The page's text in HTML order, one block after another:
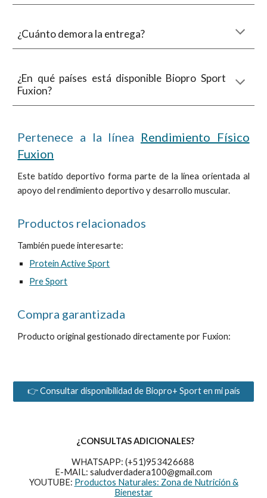
¿Cuánto demora la entrega?
¿En qué países está disponible Biopro Sport
Fuxion?
Pertenece a la línea Rendimiento Físico
Fuxion
Este batido deportivo forma parte de la línea orientada al
apoyo del rendimiento deportivo y desarrollo muscular.
Productos relacionados
También puede interesarte:
Protein ActiveSport
Pre Sport
Compra garantizada
Producto original gestionado directamente por Fuxion:
👉 Consultar disponibilidad de Biopro+ Sport en mi país
¿CONSULTAS ADICIONALES?
WHATSAPP: (+51)953426688
E-MAIL: saludverdadera100@gmail.com
YOUTUBE: Productos Naturales: Zona de Nutrición &
Bienestar